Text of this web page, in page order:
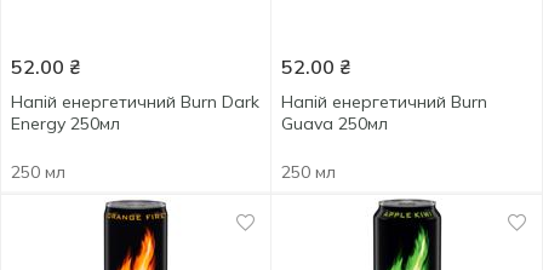
52.00 ₴
Напій енергетичний Burn Dark
Energy 250мл
250 мл
52.00 ₴
Напій енергетичний Burn
Guava 250мл
250 мл